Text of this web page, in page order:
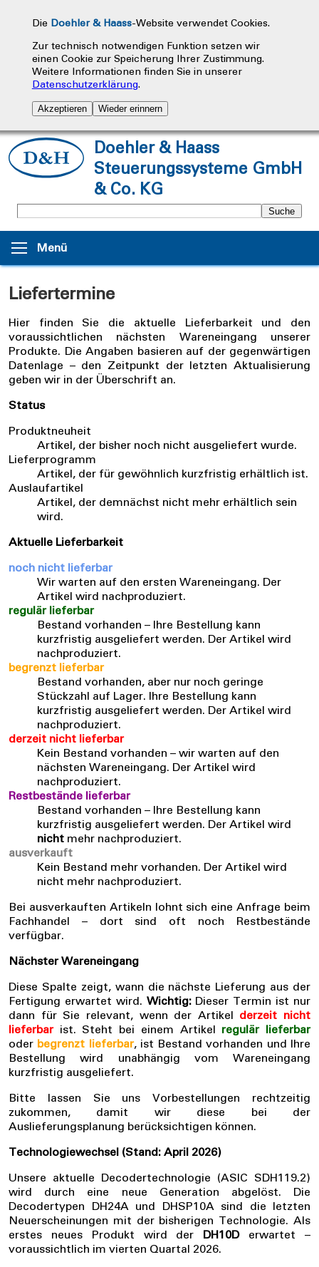
Die Doehler & Haass-Website verwendet Cookies.
Zur technisch notwendigen Funktion setzen wir
einen Cookie zur Speicherung Ihrer Zustimmung.
Weitere Informationen finden Sie in unserer
Datenschutzerklärung.
Akzeptieren Wieder erinnern
Doehler & Haass
Steuerungssysteme GmbH
& Co. KG
Menü
Liefertermine
Hier finden Sie die aktuelle Lieferbarkeit und den
voraussichtlichen nächsten Wareneingang unserer
Produkte. Die Angaben basieren auf der gegenwärtigen
Datenlage – den Zeitpunkt der letzten Aktualisierung
geben wir in der Überschrift an.
Status
Produktneuheit
Artikel, der bisher noch nicht ausgeliefert wurde.
Lieferprogramm
Artikel, der für gewöhnlich kurzfristig erhältlich ist.
Auslaufartikel
Artikel, der demnächst nicht mehr erhältlich sein
wird.
Aktuelle Lieferbarkeit
noch nicht lieferbar
Wir warten auf den ersten Wareneingang. Der
Artikel wird nachproduziert.
regulär lieferbar
Bestand vorhanden – Ihre Bestellung kann
kurzfristig ausgeliefert werden. Der Artikel wird
nachproduziert.
begrenzt lieferbar
Bestand vorhanden, aber nur noch geringe
Stückzahl auf Lager. Ihre Bestellung kann
kurzfristig ausgeliefert werden. Der Artikel wird
nachproduziert.
derzeit nicht lieferbar
Kein Bestand vorhanden – wir warten auf den
nächsten Wareneingang. Der Artikel wird
nachproduziert.
Restbestände lieferbar
Bestand vorhanden – Ihre Bestellung kann
kurzfristig ausgeliefert werden. Der Artikel wird
nicht mehr nachproduziert.
ausverkauft
Kein Bestand mehr vorhanden. Der Artikel wird
nicht mehr nachproduziert.
Bei ausverkauften Artikeln lohnt sich eine Anfrage beim
Fachhandel – dort sind oft noch Restbestände
verfügbar.
Nächster Wareneingang
Diese Spalte zeigt, wann die nächste Lieferung aus der
Fertigung erwartet wird. Wichtig:Dieser Termin ist nur
dann für Sie relevant, wenn der Artikel derzeit nicht
lieferbarist. Steht bei einem Artikel regulär lieferbar
oder begrenzt lieferbar, ist Bestand vorhanden und Ihre
Bestellung wird unabhängig vom Wareneingang
kurzfristig ausgeliefert.
Bitte lassen Sie uns Vorbestellungen rechtzeitig
zukommen, damit wir diese bei der
Auslieferungsplanung berücksichtigen können.
Technologiewechsel (Stand: April 2026)
Unsere aktuelle Decodertechnologie (ASIC SDH119.2)
wird durch eine neue Generation abgelöst. Die
Decodertypen DH24A und DHSP10A sind die letzten
Neuerscheinungen mit der bisherigen Technologie. Als
erstes neues Produkt wird der DH10Derwartet –
voraussichtlich im vierten Quartal 2026.